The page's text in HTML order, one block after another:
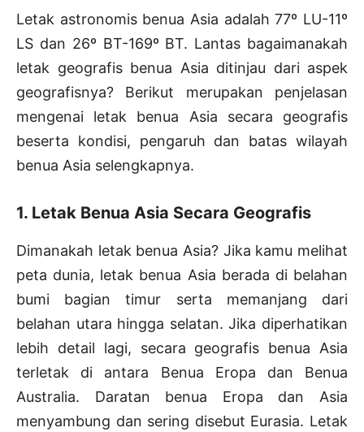
Letak astronomis benua Asia adalah 77º LU-11º
LS dan 26º BT-169º BT. Lantas bagaimanakah
letak geografis benua Asia ditinjau dari aspek
geografisnya? Berikut merupakan penjelasan
mengenai letak benua Asia secara geografis
beserta kondisi, pengaruh dan batas wilayah
benua Asia selengkapnya.
1. Letak Benua Asia Secara Geografis
Dimanakah letak benua Asia? Jika kamu melihat
peta dunia, letak benua Asia berada di belahan
bumi bagian timur serta memanjang dari
belahan utara hingga selatan. Jika diperhatikan
lebih detail lagi, secara geografis benua Asia
terletak di antara Benua Eropa dan Benua
Australia. Daratan benua Eropa dan Asia
menyambung dan sering disebut Eurasia. Letak